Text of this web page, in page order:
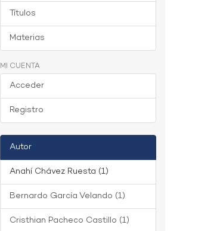
Títulos
Materias
MI CUENTA
Acceder
Registro
Autor
Anahí Chávez Ruesta (1)
Bernardo García Velando (1)
Cristhian Pacheco Castillo (1)